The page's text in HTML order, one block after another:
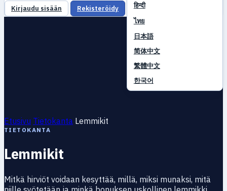
हिन्दी
ไทย
日本語
简体中文
繁體中文
한국어
Kirjaudu sisään Rekisteröidy
Etusivu Tietokanta Lemmikit
TIETOKANTA
Lemmikit
Mitkä hirviöt voidaan kesyttää, millä, miksi munaksi, mitä